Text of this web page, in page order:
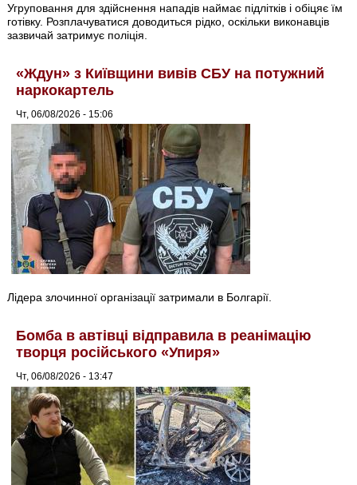
Угруповання для здійснення нападів наймає підлітків і обіцяє їм
готівку. Розплачуватися доводиться рідко, оскільки виконавців
зазвичай затримує поліція.
«Ждун» з Київщини вивів СБУ на потужний
наркокартель
Чт, 06/08/2026 - 15:06
Лідера злочинної організації затримали в Болгарії.
Бомба в автівці відправила в реанімацію
творця російського «Упиря»
Чт, 06/08/2026 - 13:47